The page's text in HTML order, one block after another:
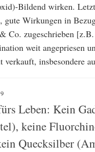
Bildend wirken.
gute Wirkungen in
Co. zugeschrieben
weit angepriesen
verkauft, insbesondere
Leben: Kein
keine
Quecksilber